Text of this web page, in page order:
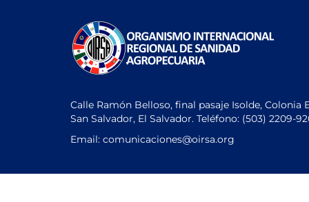
Calle Ramón Belloso, final pasaje Isolde, Colonia
San Salvador, El Salvador. Teléfono: (503) 2209-
Email: comunicaciones@oirsa.org